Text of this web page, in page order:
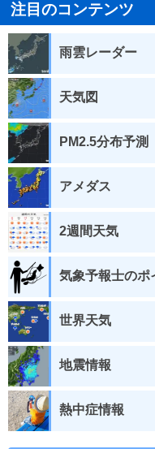
注目のコンテンツ
雨雲レーダー
天気図
PM2.5分布予測
アメダス
2週間天気
気象予報士のポ
世界天気
地震情報
熱中症情報